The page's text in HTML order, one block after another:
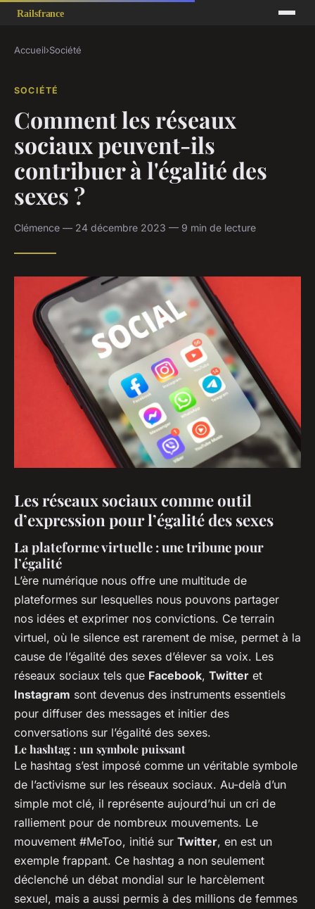
Accueil›Société
SOCIÉTÉ
Comment les réseaux
sociaux peuvent-ils
contribuer à l'égalité des
sexes ?
Clémence — 24 décembre 2023 — 9 min de lecture
Les réseaux sociaux comme outil
d’expression pour l’égalité des sexes
La plateforme virtuelle : une tribune pour
l’égalité
L’ère numérique nous offre une multitude de
plateformes sur lesquelles nous pouvons partager
nos idées et exprimer nos convictions. Ce terrain
virtuel, où le silence est rarement de mise, permet à la
cause de l’égalité des sexes d’élever sa voix. Les
réseaux sociaux tels que Facebook, Twitter et
Instagram sont devenus des instruments essentiels
pour diffuser des messages et initier des
conversations sur l’égalité des sexes.
Le hashtag : un symbole puissant
Le hashtag s’est imposé comme un véritable symbole
de l’activisme sur les réseaux sociaux. Au-delà d’un
simple mot clé, il représente aujourd’hui un cri de
ralliement pour de nombreux mouvements. Le
mouvement #MeToo, initié sur Twitter, en est un
exemple frappant. Ce hashtag a non seulement
déclenché un débat mondial sur le harcèlement
sexuel, mais a aussi permis à des millions de femmes